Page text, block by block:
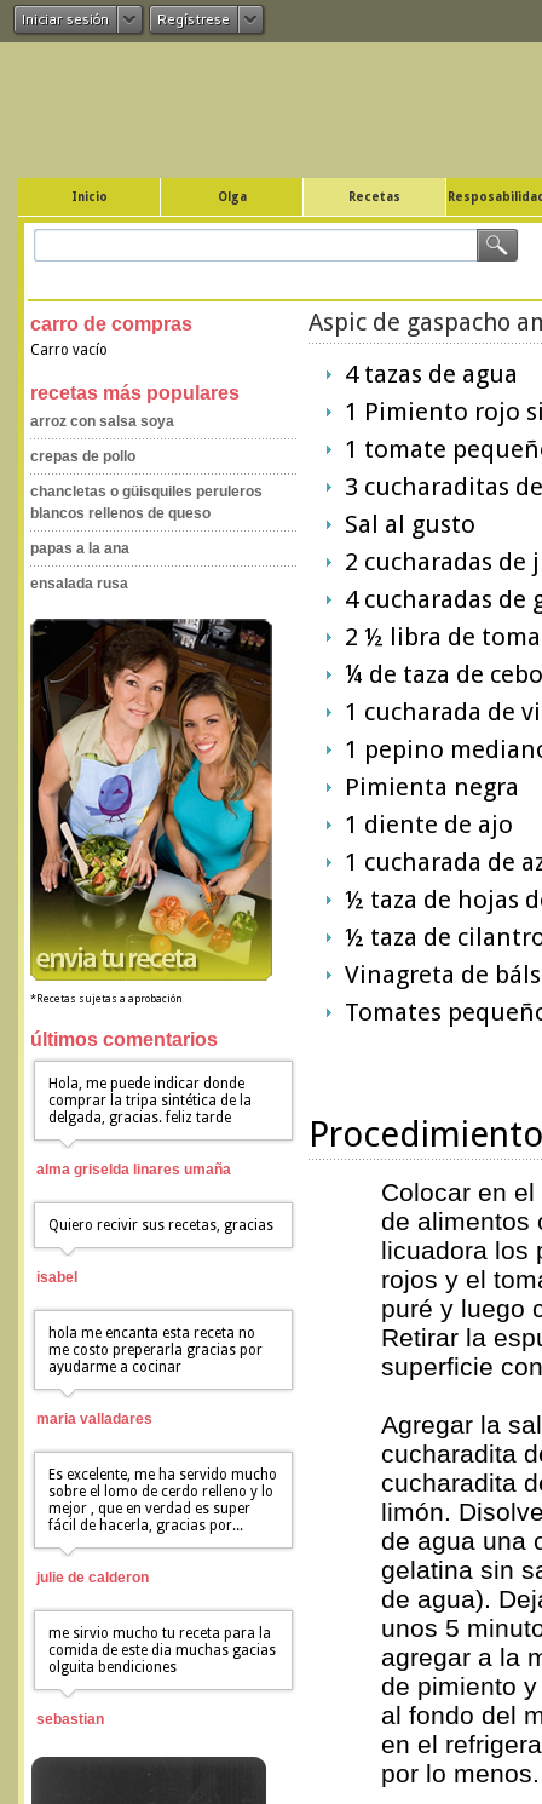
Iniciar sesión Regístrese
Inicio Olga Recetas
carro de compras
Carro vacío
recetas más populares
arroz con salsa soya
crepas de pollo
chancletas o güisquiles peruleros
blancos rellenos de queso
papas a la ana
ensalada rusa
*Recetas sujetas a aprobación
últimos comentarios
Hola, me puede indicar donde
comprar la tripa sintética de la
delgada, gracias. feliz tarde
alma griselda linares umaña
Quiero recivir sus recetas, gracias
isabel
hola me encanta esta receta no
me costo preperarla gracias por
ayudarme a cocinar
maria valladares
Es excelente, me ha servido mucho
sobre el lomo de cerdo relleno y lo
mejor , que en verdad es super
fácil de hacerla, gracias por...
julie de calderon
me sirvio mucho tu receta para la
comida de este dia muchas gacias
olguita bendiciones
sebastian
Aspic de gaspacho
4 tazas de agua
1 Pimiento rojo
1 tomate
3 cucharaditas
Sal al gusto
2 cucharadas de
4 cucharadas de
2 ½ libra de
¼ de taza de
1 cucharada de
1 pepino
Pimienta negra
1 diente de ajo
1 cucharada de
½ taza de hojas
½ taza de
Vinagreta de
Tomates
Procedimiento
Colocar en
de alimentos
licuadora los
rojos y el
puré y luego
Retirar la
superficie
Agregar la
cucharadita
cucharadita
limón.
de agua una
gelatina sin
de agua).
unos 5
agregar a la
de pimiento
al fondo del
en el
por lo menos.